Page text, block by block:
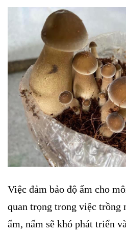
Việc đảm bảo độ ẩm cho
quan trọng trong việc trồng
ẩm, nấm sẽ khó phát triển